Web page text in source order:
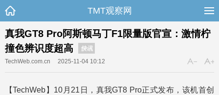
TMT观察网
真我GT8 Pro阿斯顿马丁F1限量版官宣：激情柠
撞色辨识度超高
快讯
TechWeb.com.cn
2025-11-04 10:12
【TechWeb】10月21日，真我GT8 Pro正式发布，该机首创